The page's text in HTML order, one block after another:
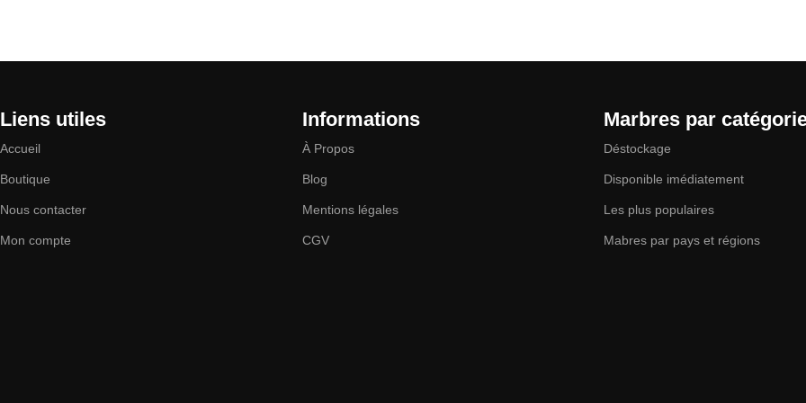
Liens utiles
Accueil
Boutique
Nous contacter
Mon compte
Informations
À Propos
Blog
Mentions légales
CGV
Marbres par
Déstockage
Disponible imédiatement
Les plus populaires
Mabres par pays et régions